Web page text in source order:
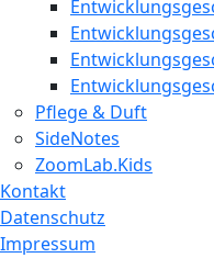
Pflege & Duft
SideNotes
ZoomLab.Kids
Kontakt
Datenschutz
Impressum